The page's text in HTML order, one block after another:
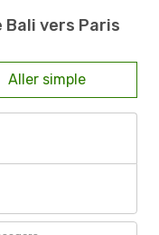
Bali vers Paris
Aller simple